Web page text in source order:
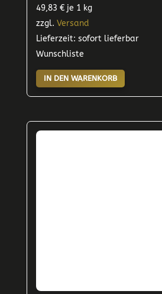
49,83 €je 1 kg
zzgl. Versand
Lieferzeit: sofort lieferbar
Wunschliste
IN DEN WARENKORB